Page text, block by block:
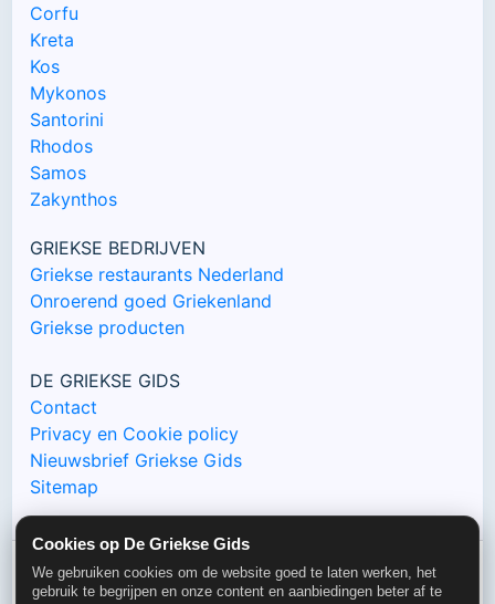
Cookies op De Griekse Gids
We gebruiken cookies om de website goed te laten werken, het
gebruik te begrijpen en onze content en aanbiedingen beter af te
Corfu
Kreta
Kos
Mykonos
Santorini
Rhodos
Samos
Zakynthos
GRIEKSE BEDRIJVEN
Griekse restaurants Nederland
Onroerend goed Griekenland
Griekse producten
DE GRIEKSE GIDS
Contact
Privacy en Cookie policy
Nieuwsbrief Griekse Gids
Sitemap
© De Griekse Gids 2000-2026